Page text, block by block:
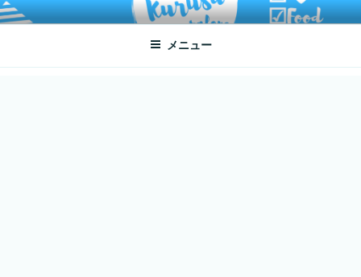
コ
ン
ン
ATSUKO KURUSU SALONE
written by Atsuko Kurusu
メニュー